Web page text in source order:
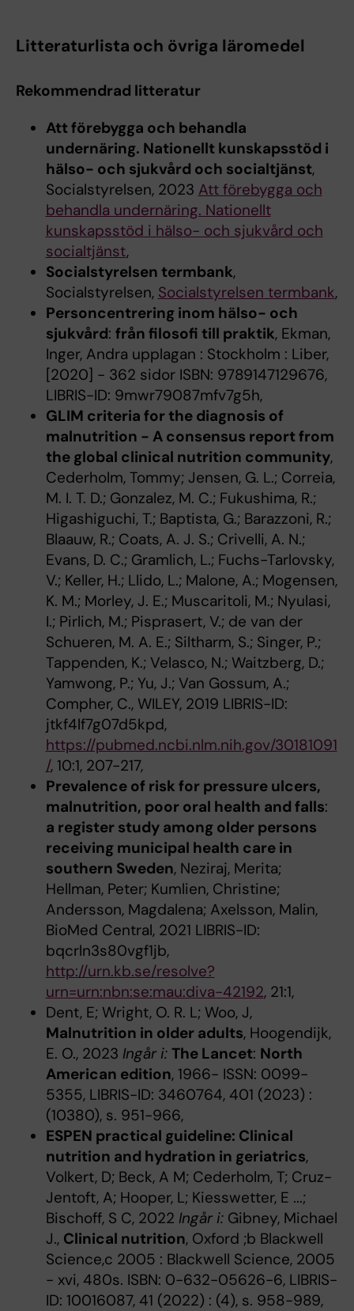
Litteraturlista och övriga läromedel
Rekommendrad litteratur
Att förebygga och behandla
undernäring. Nationellt kunskapsstöd i
hälso- och sjukvård och socialtjänst,
Socialstyrelsen, 2023 Att förebygga och
behandla undernäring. Nationellt
kunskapsstöd i hälso- och sjukvård och
socialtjänst,
Socialstyrelsen termbank,
Socialstyrelsen, Socialstyrelsen termbank,
Personcentrering inom hälso- och
sjukvård: från filosofi till praktik, Ekman,
Inger, Andra upplagan : Stockholm : Liber,
[2020] - 362 sidor ISBN: 9789147129676,
LIBRIS-ID: 9mwr79087mfv7g5h,
GLIM criteria for the diagnosis of
malnutrition - A consensus report from
the global clinical nutrition community,
Cederholm, Tommy; Jensen, G. L.; Correia,
M. I. T. D.; Gonzalez, M. C.; Fukushima, R.;
Higashiguchi, T.; Baptista, G.; Barazzoni, R.;
Blaauw, R.; Coats, A. J. S.; Crivelli, A. N.;
Evans, D. C.; Gramlich, L.; Fuchs-Tarlovsky,
V.; Keller, H.; Llido, L.; Malone, A.; Mogensen,
K. M.; Morley, J. E.; Muscaritoli, M.; Nyulasi,
I.; Pirlich, M.; Pisprasert, V.; de van der
Schueren, M. A. E.; Siltharm, S.; Singer, P.;
Tappenden, K.; Velasco, N.; Waitzberg, D.;
Yamwong, P.; Yu, J.; Van Gossum, A.;
Compher, C., WILEY, 2019 LIBRIS-ID:
jtkf4lf7g07d5kpd,
https://pubmed.ncbi.nlm.nih.gov/30181091
/, 10:1, 207-217,
Prevalence of risk for pressure ulcers,
malnutrition, poor oral health and falls:
a register study among older persons
receiving municipal health care in
southern Sweden, Neziraj, Merita;
Hellman, Peter; Kumlien, Christine;
Andersson, Magdalena; Axelsson, Malin,
BioMed Central, 2021 LIBRIS-ID:
bqcrln3s80vgf1jb,
http://urn.kb.se/resolve?
urn=urn:nbn:se:mau:diva-42192, 21:1,
Dent, E; Wright, O. R. L; Woo, J,
Malnutrition in older adults, Hoogendijk,
E. O., 2023 Ingår i: The Lancet: North
American edition, 1966- ISSN: 0099-
5355, LIBRIS-ID: 3460764, 401 (2023) :
(10380), s. 951-966,
ESPEN practical guideline: Clinical
nutrition and hydration in geriatrics,
Volkert, D; Beck, A M; Cederholm, T; Cruz-
Jentoft, A; Hooper, L; Kiesswetter, E ...;
Bischoff, S C, 2022 Ingår i:Gibney, Michael
J., Clinical nutrition, Oxford ;b Blackwell
Science,c 2005 : Blackwell Science, 2005
- xvi, 480s. ISBN: 0-632-05626-6, LIBRIS-
ID: 10016087, 41 (2022) : (4), s. 958-989,